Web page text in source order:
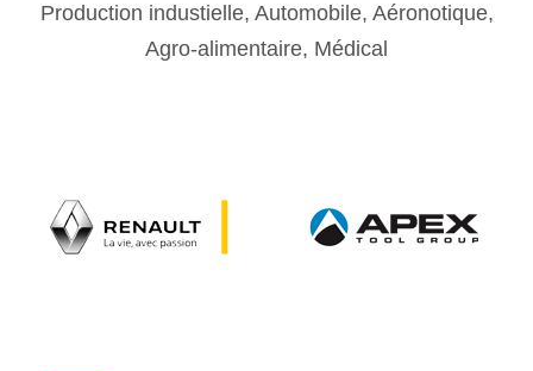
Production industielle, Automobile, Aéronotique,
Agro-alimentaire, Médical